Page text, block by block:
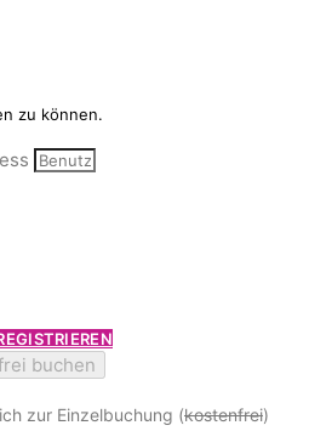
zu können.
buchen
zur Einzelbuchung (kostenfrei)